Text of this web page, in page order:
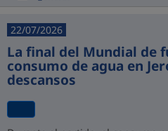
22/07/2026
La final del Mundial de
consumo de agua en
descansos